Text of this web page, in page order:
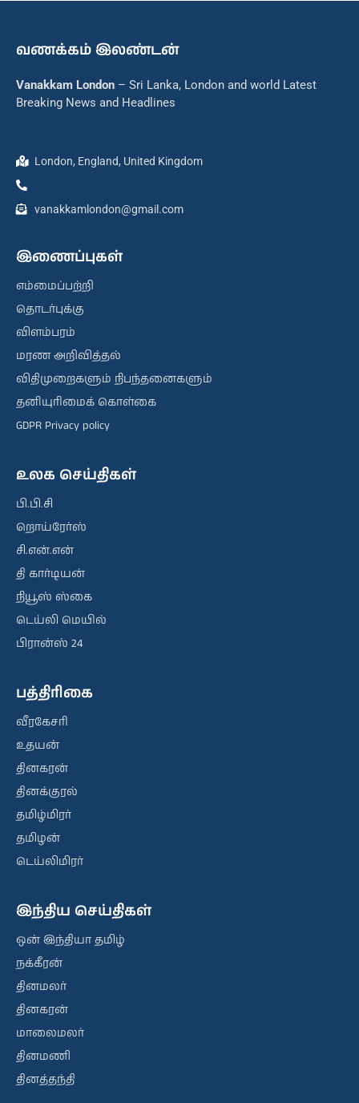
வணக்கம் இலண்டன்
Vanakkam London – Sri Lanka, London and world Latest
Breaking News and Headlines
London, England, United Kingdom
vanakkamlondon@gmail.com
இணைப்புகள்
எம்மைப்பற்றி
தொடர்புக்கு
விளம்பரம்
மரண அறிவித்தல்
விதிமுறைகளும் நிபந்தனைகளும்
தனியுரிமைக் கொள்கை
GDPR Privacy policy
உலக செய்திகள்
பி.பி.சி
றொய்ரேர்ஸ்
சி.என்.என்
தி கார்டியன்
நியூஸ் ஸ்கை
டெய்லி மெயில்
பிரான்ஸ் 24
பத்திரிகை
வீரகேசரி
உதயன்
தினகரன்
தினக்குரல்
தமிழ்மிரர்
தமிழன்
டெய்லிமிரர்
இந்திய செய்திகள்
ஒன் இந்தியா தமிழ்
நக்கீரன்
தினமலர்
தினகரன்
மாலைமலர்
தினமணி
தினத்தந்தி